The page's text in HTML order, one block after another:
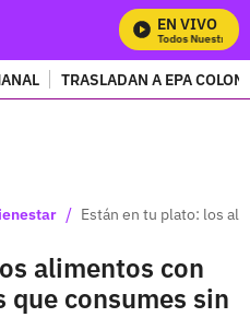
EN VIVO
Mira Todos Nuestros
TRASLADAN A EPA
/ Están en tu plato: los
alimentos con
consumes sin